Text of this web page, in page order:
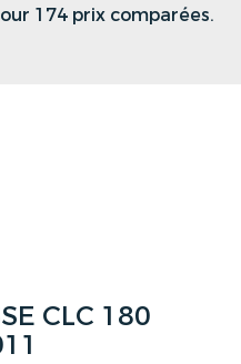
174 prix comparées.
CLC 180